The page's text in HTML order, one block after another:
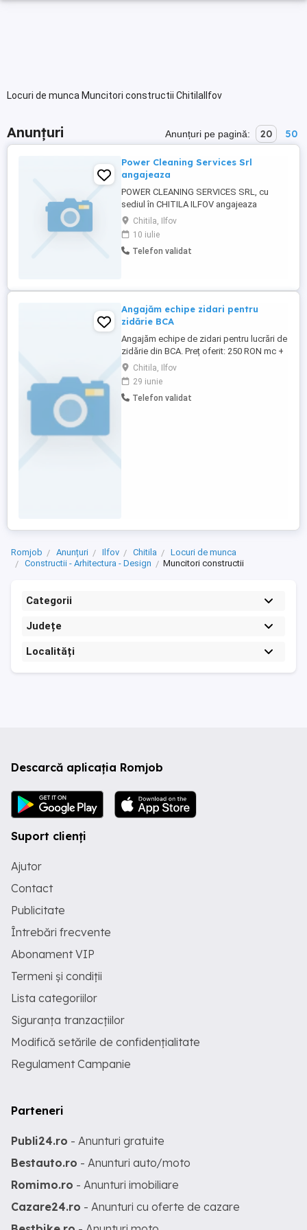
Locuri de munca Muncitori constructii ChitilaIlfov
Anunțuri Anunțuri pe pagină: 20 50
Power Cleaning Services Srl
angajeaza
POWER CLEANING SERVICES SRL, cu
sediul în CHITILA ILFOV angajeaza
-Îngrijitor clădiri Pentru mai multe detalii
lăsați mesaj
Chitila, Ilfov
10 iulie
Telefon validat
Angajăm echipe zidari pentru
zidărie BCA
Angajăm echipe de zidari pentru lucrări de
zidărie din BCA. Preț oferit: 250 RON mc +
TVA Tip lucrări: -zidărie din BCA; -pereți
interiori de compartimentare, grosime 20
cm; -pereți exteriori, grosime 30 cm; -
confinare stâlpișori și buiandrugi se
Chitila, Ilfov
29 iunie
Telefon validat
Romjob Anunțuri Ilfov Chitila
Locuri de munca
Constructii - Arhitectura - Design
Muncitori constructii
Categorii
Județe
Localități
Descarcă aplicația Romjob
Suport clienți
Ajutor
Contact
Publicitate
Întrebări frecvente
Abonament VIP
Termeni și condiții
Lista categoriilor
Siguranța tranzacțiilor
Modifică setările de confidențialitate
Regulament Campanie
Parteneri
Publi24.ro - Anunturi gratuite
Bestauto.ro - Anunturi auto/moto
Romimo.ro - Anunturi imobiliare
Cazare24.ro - Anunturi cu oferte de cazare